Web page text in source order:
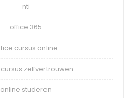
nti
office 365
cursus online
zelfvertrouwen
online studeren